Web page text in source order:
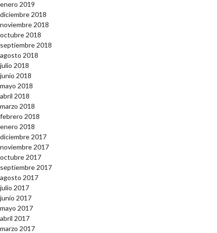
enero 2019
diciembre 2018
noviembre 2018
octubre 2018
septiembre 2018
agosto 2018
julio 2018
junio 2018
mayo 2018
abril 2018
marzo 2018
febrero 2018
enero 2018
diciembre 2017
noviembre 2017
octubre 2017
septiembre 2017
agosto 2017
julio 2017
junio 2017
mayo 2017
abril 2017
marzo 2017